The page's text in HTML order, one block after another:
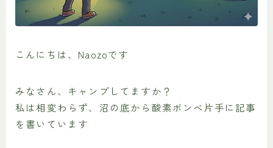
こんにちは、Naozoです
みなさん、キャンプしてますか？
私は相変わらず、沼の底から酸素ボンベ片手に記事
を書いています